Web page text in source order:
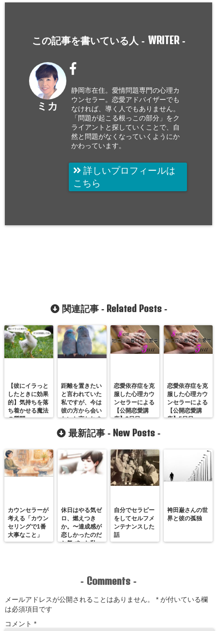
この記事を書いている人 - WRITER-
ミカ
静岡市在住。愛情問題専門の心理カ
ウンセラー。恋愛アドバイザーでも
なければ、導く人でもありません。
「問題が起こる根っこの部分」をク
ライアントと探していくことで、自
然と問題がなくなっていくようにか
かわっています。
詳しいプロフィールは
こちら
関連記事 - Related Posts-
【彼にイラっと
したときに効果
的】気持ちを落
ち着かせる魔法
の質問
距離を置きたい
と言われていた
私ですが、今は
彼の方から会い
たいと言われま
す。
恋愛依存症を克
服した心理カウ
ンセラーによる
【公開恋愛講
座】3日目
恋愛依存症を克
服した心理カウ
ンセラーによる
【公開恋愛講
座】5日目
最新記事 - New Posts -
カウンセラーが
考える「カウン
セリングで1番
大事なこと」
休日はやる気ゼ
ロ、燃えつき
か。〜達成感が
恋しかったのだ
と気づいた私
自分でセラピー
をしてセルフメ
ンテナンスした
話
袴田巌さんの世
界と彼の孤独
- Comments -
メールアドレスが公開されることはありません。 * が付いている欄
は必須項目です
コメント *